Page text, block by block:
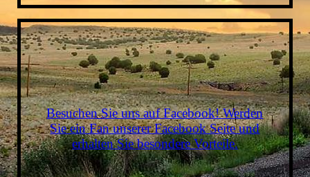
Besuchen Sie uns auf Facebook! Werden
Sie ein Fan unserer Facebook Seite und
erhalten Sie besondere Vorteile.